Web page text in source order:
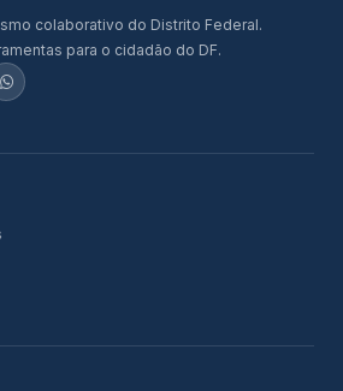
colaborativo do Distrito Federal.
para o cidadão do DF.